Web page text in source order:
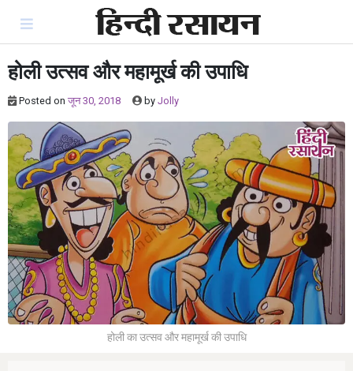
content
होली उत्सव और महामूर्ख की उपाधि
Posted on जून 30, 2018 by Jolly
होली का उत्सव और महामूर्ख की उपाधि